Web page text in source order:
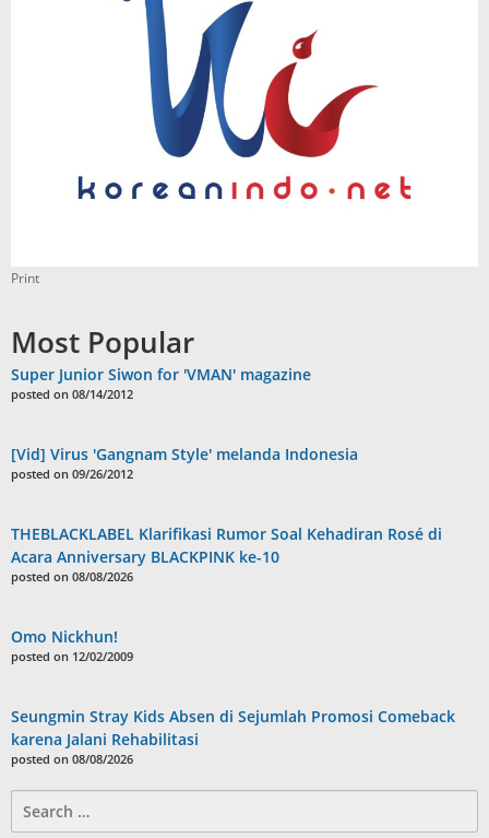
Print
Most Popular
Super Junior Siwon for 'VMAN' magazine
posted on 08/14/2012
[Vid] Virus 'Gangnam Style' melanda Indonesia
posted on 09/26/2012
THEBLACKLABEL Klarifikasi Rumor Soal Kehadiran Rosé di
Acara Anniversary BLACKPINK ke-10
posted on 08/08/2026
Omo Nickhun!
posted on 12/02/2009
Seungmin Stray Kids Absen di Sejumlah Promosi Comeback
karena Jalani Rehabilitasi
posted on 08/08/2026
for: